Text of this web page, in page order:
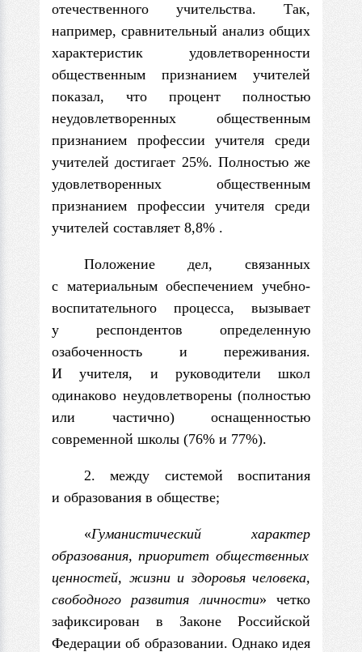
отечественного учительства. Так,
например, сравнительный анализ общих
характеристик удовлетво­ренности
общественным признанием учителей
показал, что процент полностью
неудовлетворенных общественным
признанием про­фессии учителя среди
учителей достигает 25%. Полностью же
удовлетворенных общественным
признанием профессии учителя среди
учителей составляет 8,8% .
Положение дел, связанных
с материальным обеспечением учебно-
воспи­тательного процесса, вызывает
у респондентов определенную
озабоченность и переживания.
И учителя, и руководители школ
одинаково неудовлетво­рены (полностью
или частично) оснащенностью
современной школы (76% и 77%).
2. между системой воспитания
и образования в обществе;
«Гуманистический характер
образования, приоритет общественных
ценно­стей, жизни и здоровья человека,
свободного развития личности» четко
зафик­сирован в Законе Российской
Федерации об образовании. Однако идея